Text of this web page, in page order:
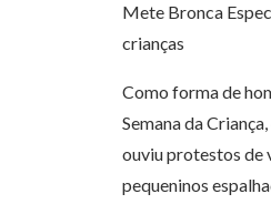
Mete Bronca
crianças
Como forma de
Semana da
ouviu protestos de
pequeninos